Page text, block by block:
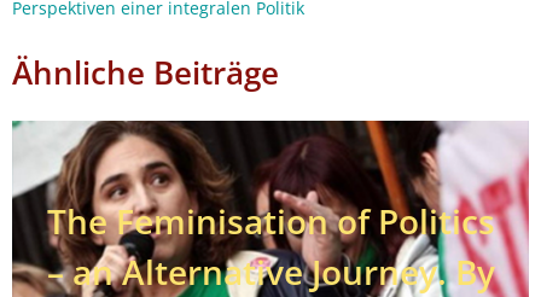
Perspektiven einer integralen Politik
Ähnliche Beiträge
The Feminisation of Politics
– an Alternative Journey. By